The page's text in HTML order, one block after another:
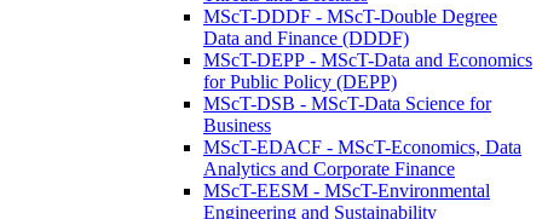
MScT-DDDF - MScT-Double Degree
Data and Finance (DDDF)
MScT-DEPP - MScT-Data and Economics
for Public Policy (DEPP)
MScT-DSB - MScT-Data Science for
Business
MScT-EDACF - MScT-Economics, Data
Analytics and Corporate Finance
MScT-EESM - MScT-Environmental
Engineering and Sustainability